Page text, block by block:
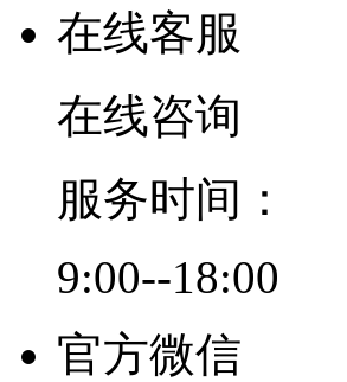
在线客服
在线咨询
服务时间：
9:00--18:00
官方微信